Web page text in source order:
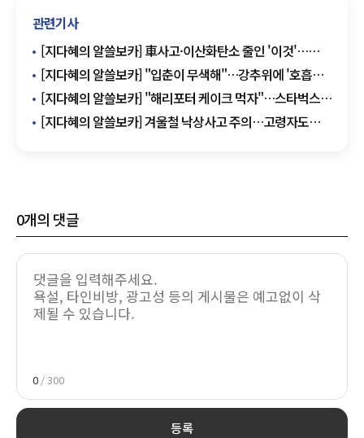
관련기사
[지다혜의 알쓸보카] 車사고·이산화탄소 줄인 '이것'…
캐롯 '안전주행 서비스' 눈길
[지다혜의 알쓸보카] "입춘이 무색해"…강추위에 '호흡기
질환' 보장 보험 인기
[지다혜의 알쓸보카] "해리포터 케이크 먹자"…스타벅스
50% 할인카드 모음
[지다혜의 알쓸보카] 겨울철 낙상사고 주의…고령자도
0개의 댓글
0 / 300
등록